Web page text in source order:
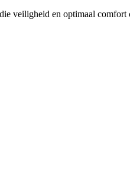
veiligheid en optimaal comfort